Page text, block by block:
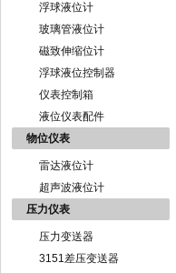
浮球液位计
玻璃管液位计
磁致伸缩位计
浮球液位控制器
仪表控制箱
液位仪表配件
物位仪表
雷达液位计
超声波液位计
压力仪表
压力变送器
3151差压变送器